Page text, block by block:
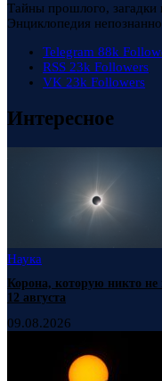
Тайны прошлого, загадки
Энциклопедия
Telegram 88k
RSS 23k Followers
VK 23k Followers
Интересное
Наука
Корона, которую никто не
12 августа
09.08.2026